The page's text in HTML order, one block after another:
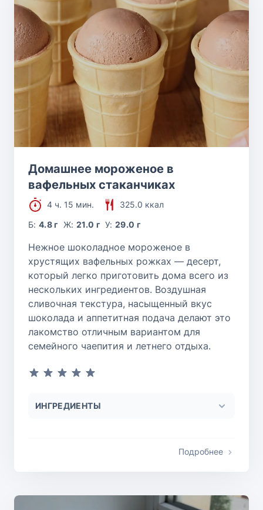
Домашнее мороженое в
вафельных стаканчиках
4 ч. 15 мин.
325.0 ккал
Б:4.8 г Ж: 21.0 г У:29.0 г
Нежное шоколадное мороженое в
хрустящих вафельных рожках — десерт,
который легко приготовить дома всего из
нескольких ингредиентов. Воздушная
сливочная текстура, насыщенный вкус
шоколада и аппетитная подача делают это
лакомство отличным вариантом для
семейного чаепития и летнего отдыха.
ИНГРЕДИЕНТЫ
Подробнее